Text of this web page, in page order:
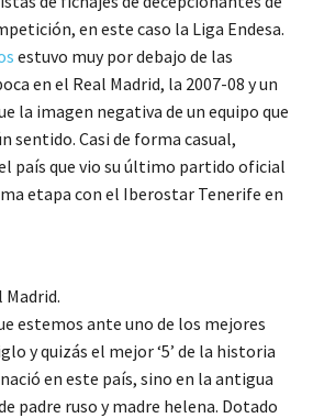
en este caso la Liga Endesa.
estuvo muy por debajo de las
en el Real Madrid, la 2007-08 y un
la imagen negativa de un equipo que
sentido. Casi de forma casual,
país que vio su último partido oficial
etapa con el Iberostar Tenerife en
Madrid.
estemos ante uno de los mejores
y quizás el mejor ‘5’ de la historia
en este país, sino en la antigua
padre ruso y madre helena. Dotado